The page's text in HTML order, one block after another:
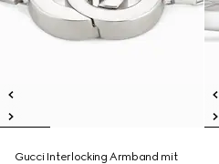
Gucci Interlocking Armband mit